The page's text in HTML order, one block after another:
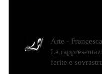
Arte -
La
ferite e